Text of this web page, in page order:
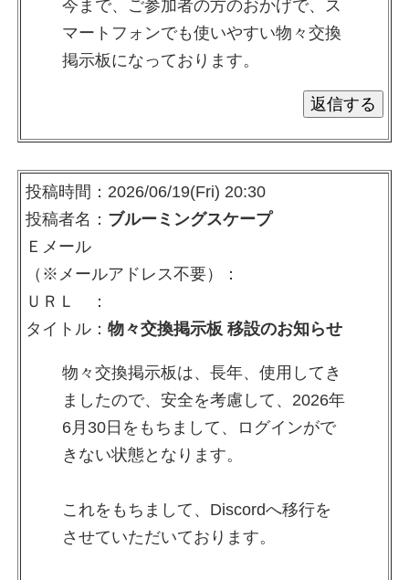
今まで、ご参加者の方のおかげで、ス
マートフォンでも使いやすい物々交換
掲示板になっております。
投稿時間：2026/06/19(Fri) 20:30
投稿者名： ブルーミングスケープ
Ｅメール
（※メールアドレス不要）：
ＵＲＬ ：
タイトル： 物々交換掲示板 移設のお知らせ
物々交換掲示板は、長年、使用してき
ましたので、安全を考慮して、2026年
6月30日をもちまして、ログインがで
きない状態となります。
これをもちまして、Discordへ移行を
させていただいております。